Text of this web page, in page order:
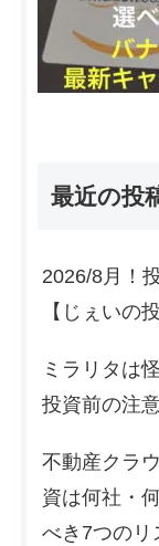
最近の投
2026/8月！
【じぇいの
ミラリタは
投資前の注
不動産クラ
資は何社・
べき7つのリ